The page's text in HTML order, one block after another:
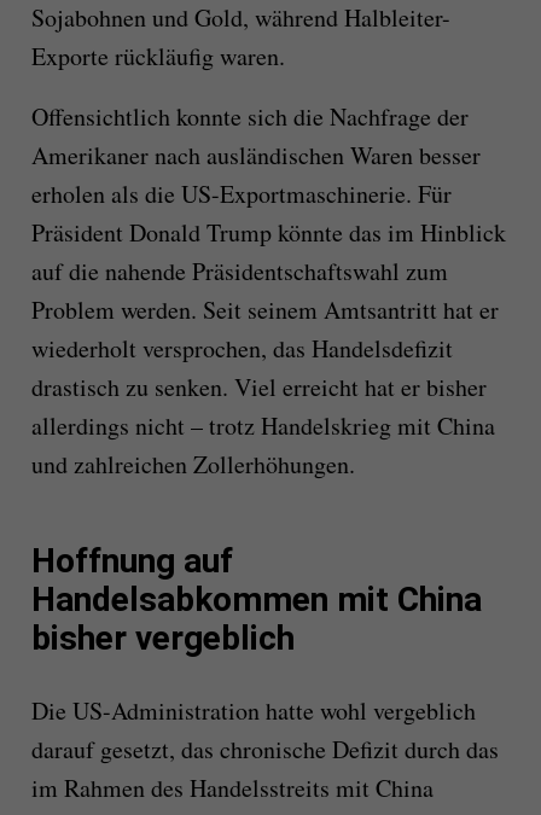
Sojabohnen und Gold, während Halbleiter-
Exporte rückläufig waren.
Offensichtlich konnte sich die Nachfrage der
Amerikaner nach ausländischen Waren besser
erholen als die US-Exportmaschinerie. Für
Präsident Donald Trump könnte das im Hinblick
auf die nahende Präsidentschaftswahl zum
Problem werden. Seit seinem Amtsantritt hat er
wiederholt versprochen, das Handelsdefizit
drastisch zu senken. Viel erreicht hat er bisher
allerdings nicht – trotz Handelskrieg mit China
und zahlreichen Zollerhöhungen.
Hoffnung auf
Handelsabkommen mit China
bisher vergeblich
Die US-Administration hatte wohl vergeblich
darauf gesetzt, das chronische Defizit durch das
im Rahmen des Handelsstreits mit China